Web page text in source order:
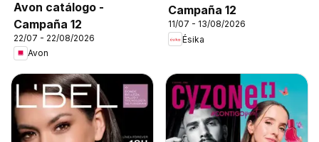
Avon catálogo -
Campaña 12
22/07 - 22/08/2026
Avon
Campaña 12
11/07 - 13/08/2026
Ésika